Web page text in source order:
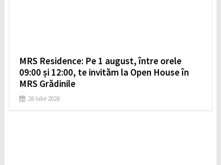
MRS Residence: Pe 1 august, între orele
09:00 și 12:00, te invităm la Open House în
MRS Grădinile
26 Iulie 2026